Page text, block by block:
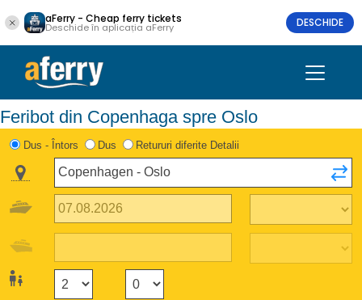
aFerry - Cheap ferry tickets
Deschide în aplicația aFerry DESCHIDE
Feribot din Copenhaga spre Oslo
Dus - Întors Dus Retururi diferite Detalii